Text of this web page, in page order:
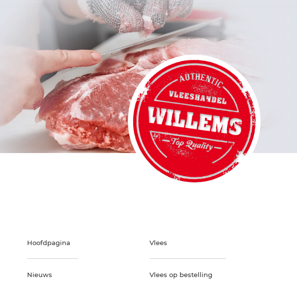
Hoofdpagina
Nieuws
Vlees
Vlees op bestelling